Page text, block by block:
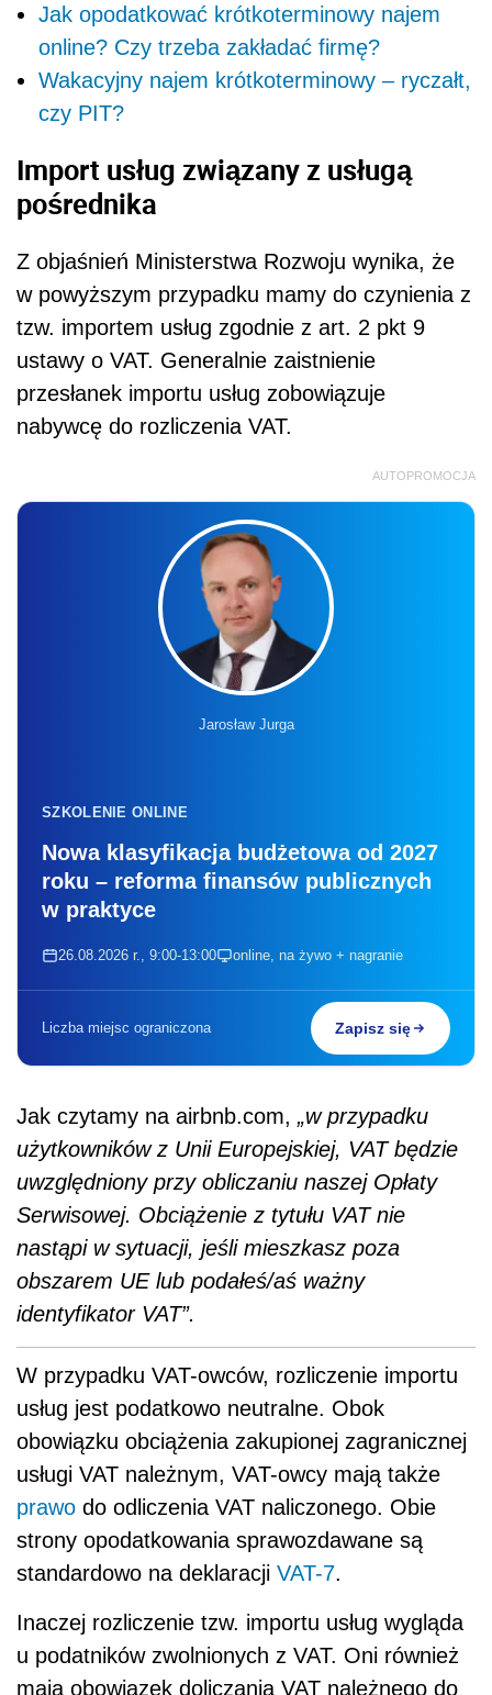
Jak opodatkować krótkoterminowy najem
online? Czy trzeba zakładać firmę?
Wakacyjny najem krótkoterminowy – ryczałt,
czy PIT?
Import usług związany z usługą
pośrednika
Z objaśnień Ministerstwa Rozwoju wynika, że
w powyższym przypadku mamy do czynienia z
tzw. importem usług zgodnie z art. 2 pkt 9
ustawy o VAT. Generalnie zaistnienie
przesłanek importu usług zobowiązuje
nabywcę do rozliczenia VAT.
AUTOPROMOCJA
Jarosław Jurga
SZKOLENIE ONLINE
Nowa klasyfikacja budżetowa od 2027
roku – reforma finansów publicznych
w praktyce
26.08.2026 r., 9:00-13:00 online, na żywo + nagranie
Liczba miejsc ograniczona Zapisz się
Jak czytamy na airbnb.com, „w przypadku
użytkowników z Unii Europejskiej, VAT będzie
uwzględniony przy obliczaniu naszej Opłaty
Serwisowej. Obciążenie z tytułu VAT nie
nastąpi w sytuacji, jeśli mieszkasz poza
obszarem UE lub podałeś/aś ważny
identyfikator VAT”.
W przypadku VAT-owców, rozliczenie importu
usług jest podatkowo neutralne. Obok
obowiązku obciążenia zakupionej zagranicznej
usługi VAT należnym, VAT-owcy mają także
prawo do odliczenia VAT naliczonego. Obie
strony opodatkowania sprawozdawane są
standardowo na deklaracji VAT-7.
Inaczej rozliczenie tzw. importu usług wygląda
u podatników zwolnionych z VAT. Oni również
mają obowiązek doliczania VAT należnego do